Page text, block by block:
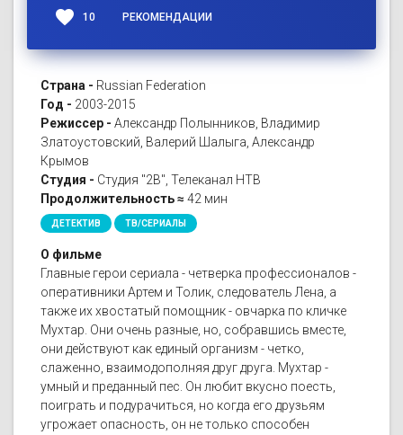
favorite 10 РЕКОМЕНДАЦИИ
Страна - Russian Federation
Год - 2003-2015
Режиссер - Александр Полынников, Владимир
Златоустовский, Валерий Шалыга, Александр
Крымов
Студия - Студия "2В", Телеканал НТВ
Продолжительность ≈ 42 мин
ДЕТЕКТИВ ТВ/СЕРИАЛЫ
О фильме
Главные герои сериала - четверка профессионалов -
оперативники Артем и Толик, следователь Лена, а
также их хвостатый помощник - овчарка по кличке
Мухтар. Они очень разные, но, собравшись вместе,
они действуют как единый организм - четко,
слаженно, взаимодополняя друг друга. Мухтар -
умный и преданный пес. Он любит вкусно поесть,
поиграть и подурачиться, но когда его друзьям
угрожает опасность, он не только способен